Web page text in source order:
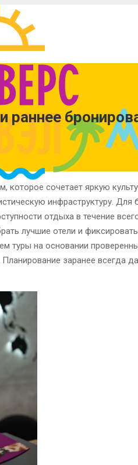
раннее
которое сочетает яркую
инфраструктуру. Для
отдыха в течение
лучшие отели и
туры на основании
заранее всегда